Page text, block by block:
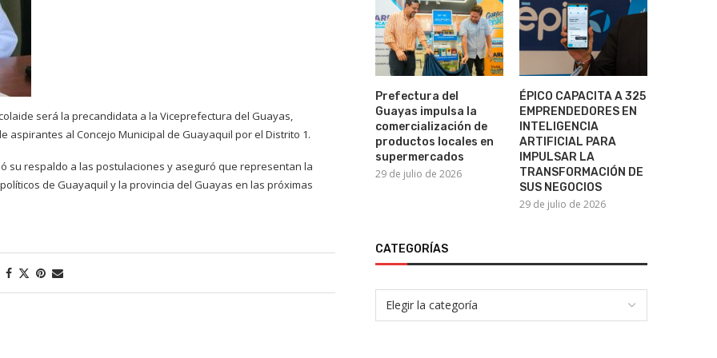
será la precandidata a la Viceprefectura del Guayas,
al Concejo Municipal de Guayaquil por el Distrito 1.
su respaldo a las postulaciones y aseguró que representan la
de Guayaquil y la provincia del Guayas en las próximas
Prefectura del
Guayas impulsa la
comercialización de
productos locales en
supermercados
29 de julio de 2026
ÉPICO CAPACITA A 325
EMPRENDEDORES EN
INTELIGENCIA
ARTIFICIAL PARA
IMPULSAR LA
TRANSFORMACIÓN DE
SUS NEGOCIOS
29 de julio de 2026
CATEGORÍAS